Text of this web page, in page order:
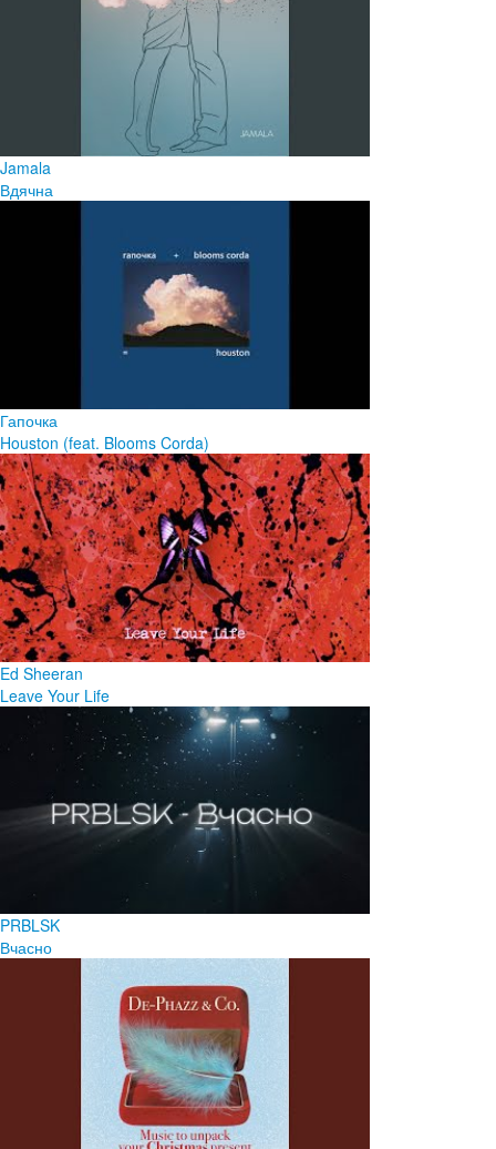
Jamala
Вдячна
Гапочка
Houston (feat. Blooms Corda)
Ed Sheeran
Leave Your Life
PRBLSK
Вчасно